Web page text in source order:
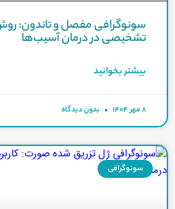
سونوگرافی مفصل و تاندون:
تشخیصی در درمان آسیب‌ها
بیشتر بخوانید
۸ مهر ۱۴۰۴ بدون دیدگاه
سونوگرافی